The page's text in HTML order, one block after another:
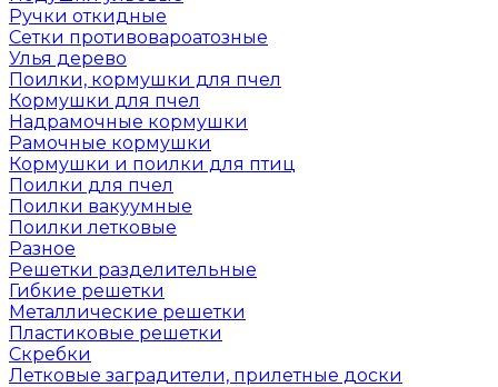
Ручки откидные
Сетки противовароатозные
Улья дерево
Поилки, кормушки для пчел
Кормушки для пчел
Надрамочные кормушки
Рамочные кормушки
Кормушки и поилки для птиц
Поилки для пчел
Поилки вакуумные
Поилки летковые
Разное
Решетки разделительные
Гибкие решетки
Металлические решетки
Пластиковые решетки
Скребки
Летковые заградители, прилетные доски